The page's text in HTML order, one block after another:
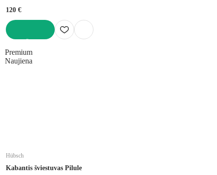
120 €
Premium
Naujiena
Hübsch
Kabantis šviestuvas Pilule